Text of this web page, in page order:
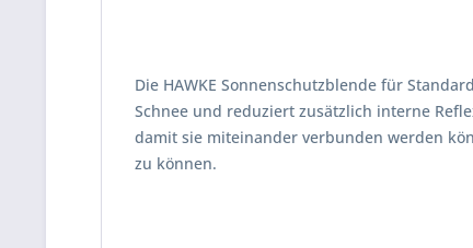
Die HAWKE Sonnenschutzblende für
Schnee und reduziert zusätzlich interne
damit sie miteinander verbunden werden
zu können.